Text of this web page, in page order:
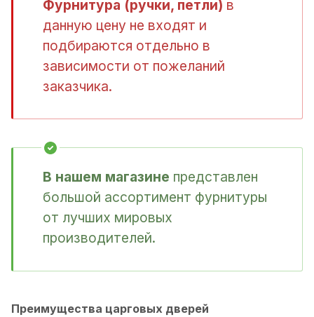
Фурнитура (ручки, петли) в
данную цену не входят и
подбираются отдельно в
зависимости от пожеланий
заказчика.
В нашем магазине представлен
большой ассортимент фурнитуры
от лучших мировых
производителей.
Преимущества царговых дверей